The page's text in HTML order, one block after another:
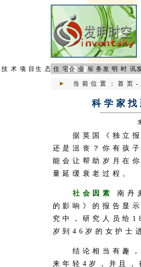
术项目生态住宅企业服务发明时讯
当前位置：首页 -
科学家
据英国《独立报
还是沮丧？你有孩
能会让帮助岁月在
量延缓衰老过程。
社会因素
南丹
的影响》的报告显
究中，研究人员给
岁到46岁的女护士
结论相当有趣，
来年轻4岁，并且